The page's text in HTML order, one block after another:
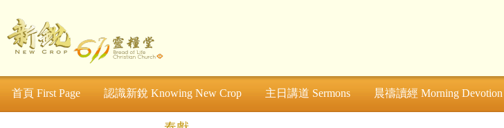
首頁 First Page 認識新銳 Knowing New Crop 主日講道 Sermons 晨禱讀經 Morning Devotion